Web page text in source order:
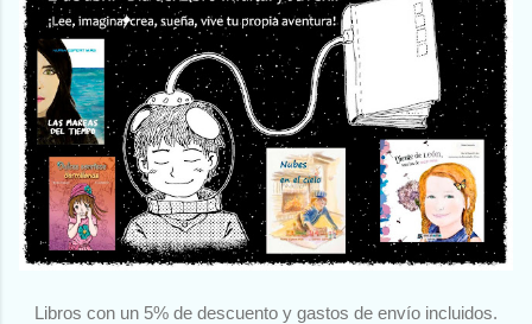
Libros con un 5% de descuento y gastos de envío incluidos.